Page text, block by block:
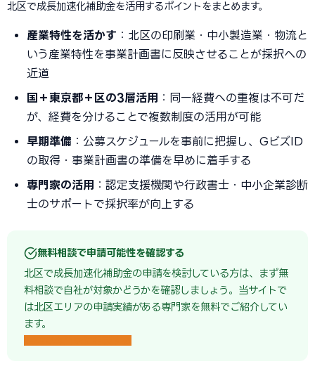
北区で成長加速化補助金を活用するポイントをまとめます。
産業特性を活かす ：北区の印刷業・中小製造業・物流と
いう産業特性を事業計画書に反映させることが採択への
近道
国＋東京都＋区の3層活用 ：同一経費への重複は不可だ
が、経費を分けることで複数制度の活用が可能
早期準備 ：公募スケジュールを事前に把握し、GビズID
の取得・事業計画書の準備を早めに着手する
専門家の活用 ：認定支援機関や行政書士・中小企業診断
士のサポートで採択率が向上する
無料相談で申請可能性を確認する
北区で成長加速化補助金の申請を検討している方は、まず無
料相談で自社が対象かどうかを確認しましょう。当サイトで
は北区エリアの申請実績がある専門家を無料でご紹介してい
ます。